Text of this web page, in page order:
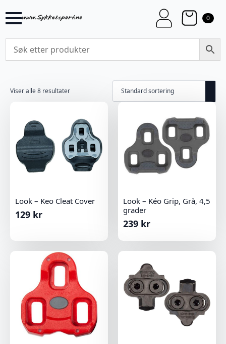
0
Viser alle 8 resultater
Look – Keo Cleat Cover
129 kr
Look – Kéo Grip, Grå, 4,5
grader
239 kr